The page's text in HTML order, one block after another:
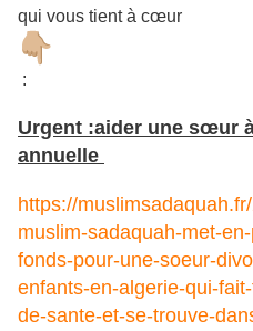
qui vous tient à cœur
:
Urgent :aider une sœur
annuelle
https://
muslim-sadaquah-met-
fonds-pour-une-soeur-
enfants-en-algerie-qui-
de-sante-et-se-trouve-